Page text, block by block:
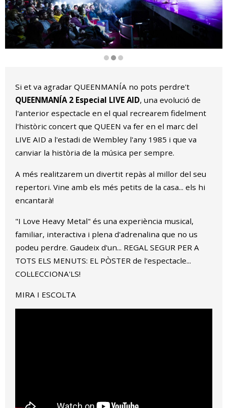
Si et va agradar QUEENMANÍA no pots perdre't
QUEENMANÍA 2 Especial LIVE AID, una evolució de
l'anterior espectacle en el qual recrearem fidelment
l'històric concert que QUEEN va fer en el marc del
LIVE AID a l'estadi de Wembley l'any 1985 i que va
canviar la història de la música per sempre.
A més realitzarem un divertit repàs al millor del seu
repertori. Vine amb els més petits de la casa... els hi
encantarà!
"I Love Heavy Metal" és una experiència musical,
familiar, interactiva i plena d'adrenalina que no us
podeu perdre. Gaudeix d'un... REGAL SEGUR PER A
TOTS ELS MENUTS: EL PÒSTER de l'espectacle...
COL·LECCIONA'LS!
MIRA I ESCOLTA